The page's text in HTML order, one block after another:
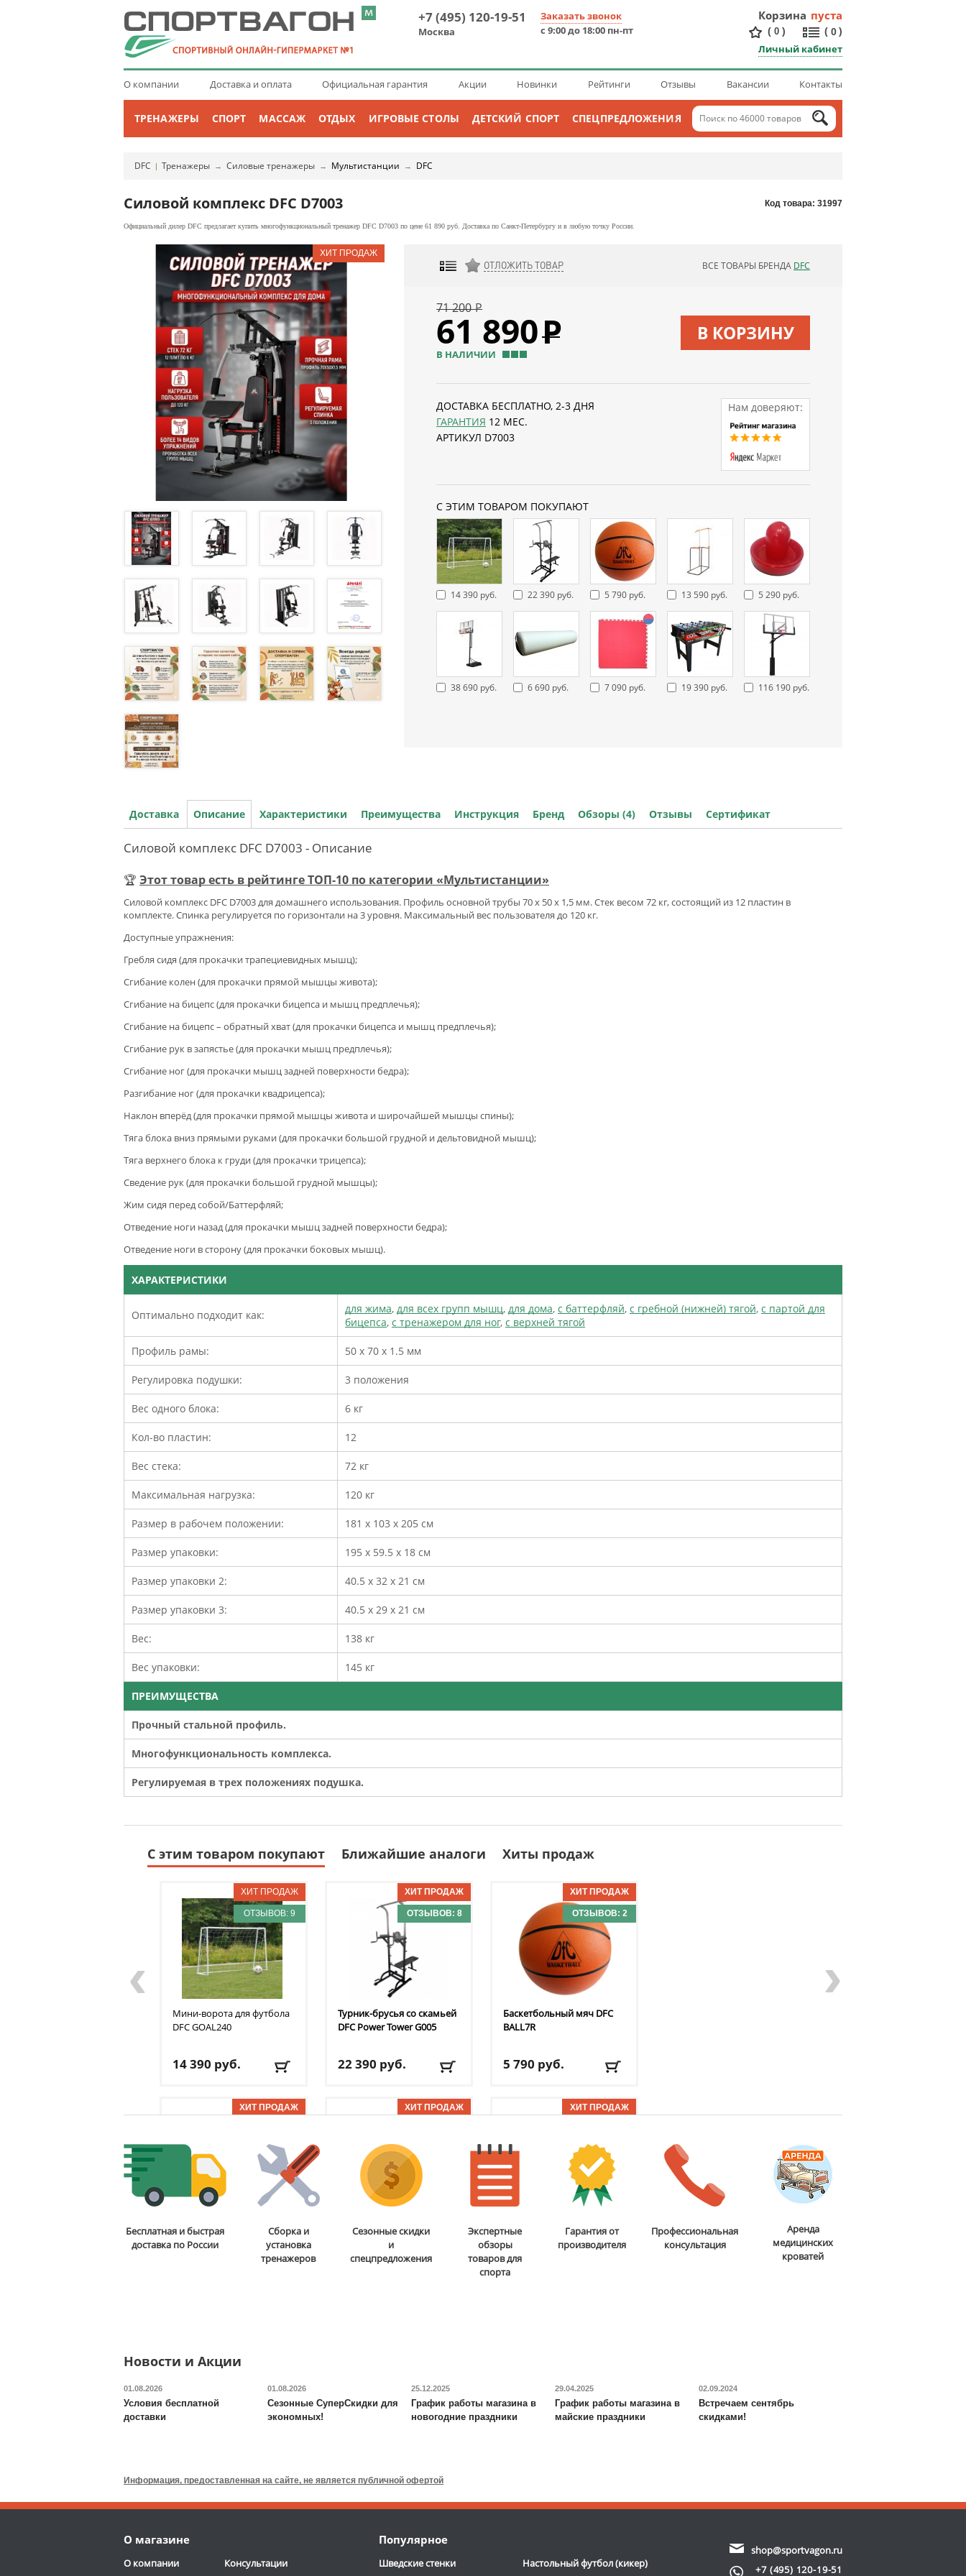
+7 (495) 120-19-51
Москва
Заказать звонок
с 9:00 до 18:00 пн-пт
Корзина пуста
( 0 ) ( 0 )
Личный кабинет
О компании Доставка и оплата Официальная гарантия Акции Новинки Рейтинги Отзывы Вакансии Контакты
ТРЕНАЖЕРЫ СПОРТ МАССАЖ ОТДЫХ ИГРОВЫЕ СТОЛЫ ДЕТСКИЙ СПОРТ СПЕЦПРЕДЛОЖЕНИЯ
DFC | Тренажеры → Силовые тренажеры → Мультистанции → DFC
Код товара: 31997
Силовой комплекс DFC D7003
Официальный дилер DFC предлагает купить многофункциональный тренажер DFC D7003 по цене 61 890 руб. Доставка по Санкт-Петербургу и в любую точку России.
ДОБАВИТЬ К СРАВНЕНИЮ ОБНОВЛЯЮ СПИСОК
ОТЛОЖИТЬ ТОВАР ВСЕ ТОВАРЫ БРЕНДА DFC
71 200 Р
61 890Р
В НАЛИЧИИ
В КОРЗИНУ
ДОСТАВКА БЕСПЛАТНО, 2-3 ДНЯ
ГАРАНТИЯ 12 МЕС.
АРТИКУЛ D7003
Нам доверяют:
С ЭТИМ ТОВАРОМ ПОКУПАЮТ
14 390 руб. 22 390 руб. 5 790 руб. 13 590 руб. 5 290 руб.
38 690 руб. 6 690 руб. 7 090 руб. 19 390 руб. 116 190 руб.
Доставка Описание Характеристики Преимущества Инструкция Бренд Обзоры (4) Отзывы Сертификат
Силовой комплекс DFC D7003 - Описание
🏆 Этот товар есть в рейтинге ТОП-10 по категории «Мультистанции»
Силовой комплекс DFC D7003 для домашнего использования. Профиль основной трубы 70 х 50 х 1,5 мм. Стек весом 72 кг, состоящий из 12 пластин в
комплекте. Спинка регулируется по горизонтали на 3 уровня. Максимальный вес пользователя до 120 кг.
Доступные упражнения:
Гребля сидя (для прокачки трапециевидных мышц);
Сгибание колен (для прокачки прямой мышцы живота);
Сгибание на бицепс (для прокачки бицепса и мышц предплечья);
Сгибание на бицепс – обратный хват (для прокачки бицепса и мышц предплечья);
Сгибание рук в запястье (для прокачки мышц предплечья);
Сгибание ног (для прокачки мышц задней поверхности бедра);
Разгибание ног (для прокачки квадрицепса);
Наклон вперёд (для прокачки прямой мышцы живота и широчайшей мышцы спины);
Тяга блока вниз прямыми руками (для прокачки большой грудной и дельтовидной мышц);
Тяга верхнего блока к груди (для прокачки трицепса);
Сведение рук (для прокачки большой грудной мышцы);
Жим сидя перед собой/Баттерфляй;
Отведение ноги назад (для прокачки мышц задней поверхности бедра);
Отведение ноги в сторону (для прокачки боковых мышц).
ХАРАКТЕРИСТИКИ
Оптимально подходит как: для жима, для всех групп мышц, для дома, с баттерфляй, с гребной (нижней) тягой, с партой для
бицепса, с тренажером для ног, с верхней тягой
Профиль рамы: 50 х 70 х 1.5 мм
Регулировка подушки: 3 положения
Вес одного блока: 6 кг
Кол-во пластин: 12
Вес стека: 72 кг
Максимальная нагрузка: 120 кг
Размер в рабочем положении: 181 х 103 х 205 см
Размер упаковки: 195 х 59.5 х 18 см
Размер упаковки 2: 40.5 х 32 х 21 см
Размер упаковки 3: 40.5 х 29 х 21 см
Вес: 138 кг
Вес упаковки: 145 кг
ПРЕИМУЩЕСТВА
Прочный стальной профиль.
Многофункциональность комплекса.
Регулируемая в трех положениях подушка.
С этим товаром покупают Ближайшие аналоги Хиты продаж
ОТЗЫВОВ: 9
Мини-ворота для футбола
DFCGOAL240
14 390 руб.
БЕСПЛАТНО,
2-3 дня
ОТЗЫВОВ: 8
Турник-брусья со скамьей
DFCPower Tower G005
22 390 руб.
БЕСПЛАТНО,
2-3 дня
ОТЗЫВОВ: 2
Баскетбольный мяч DFC
BALL7R
5 790 руб.
795 руб., 2-3
дня
Стойка для подтягиваний
и отжиманий DFC
Power
Бита для аэрохоккея 75
B-056-003
Мобильная
баскетбольная стойка
DFC
38 690
дня
Доставка:
ОТЗЫВОВ: 13
‹ ›
Бесплатная и быстрая
доставка по России
Сборка и
установка
тренажеров
Сезонные скидки
и
спецпредложения
Экспертные
обзоры
товаров для
спорта
Гарантия от
производителя
Профессиональная
консультация
Аренда
медицинских
кроватей
Новости и Акции
01.08.2026
Условия бесплатной
доставки
01.08.2026
Сезонные СуперСкидки для
экономных!
25.12.2025
График работы магазина в
новогодние праздники
29.04.2025
График работы магазина в
майские праздники
02.09.2024
Встречаем сентябрь
скидками!
Информация, предоставленная на сайте, не является публичной офертой
О магазине Популярное
О компании Консультации Шведские стенки Настольный футбол (кикер)
shop@sportvagon.ru
+7 (495) 120-19-51